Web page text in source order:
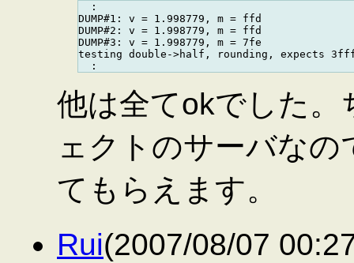
  :
DUMP#1: v = 1.998779, m = ffd
DUMP#2: v = 1.998779, m = ffd
DUMP#3: v = 1.998779, m = 7fe
testing double->half, rounding, expects 3fff
他は全てokでした。
ェクトのサーバな
てもらえます。
Rui(2007/08/07